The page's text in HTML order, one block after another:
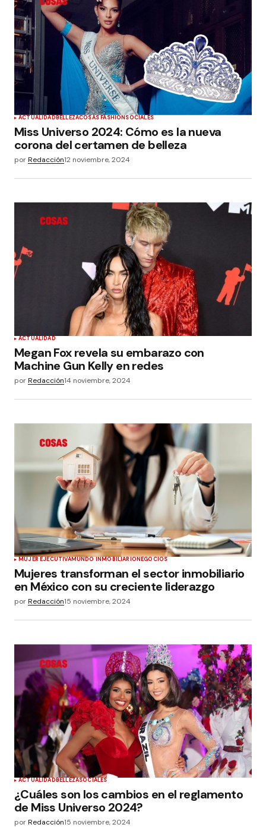
ACTUALIDADBELLEZACOSAS FASHIONSOCIALES
Miss Universo 2024: Cómo es la nueva
corona del certamen de belleza
porRedacción12 noviembre, 2024
ACTUALIDAD
Megan Fox revela su embarazo con
Machine Gun Kelly en redes
porRedacción14 noviembre, 2024
MUJER EJECUTIVAMUNDO INMOBILIARIONEGOCIOS
Mujeres transforman el sector inmobiliario
en México con su creciente liderazgo
porRedacción15 noviembre, 2024
ACTUALIDADBELLEZASOCIALES
¿Cuáles son los cambios en el reglamento
de Miss Universo 2024?
porRedacción15 noviembre, 2024